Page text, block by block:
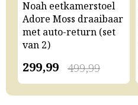
Noah eetkamerstoel
Adore Moss draaibaar
met auto-return (set
van 2)
499,99
299,99